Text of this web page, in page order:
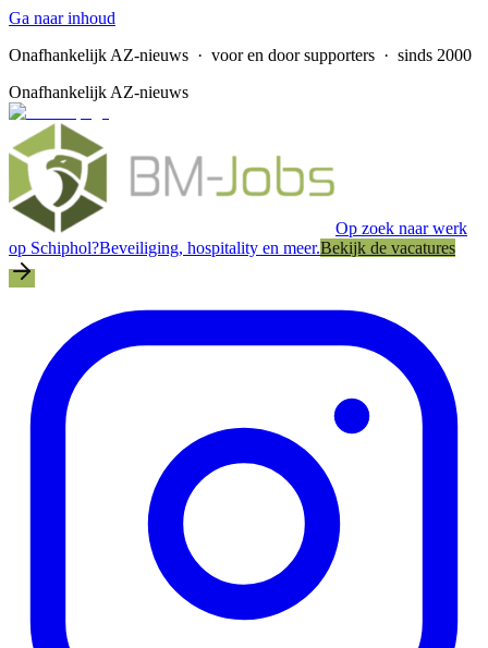
Ga naar inhoud
Onafhankelijk AZ-nieuws · voor en door supporters · sinds 2000
Onafhankelijk AZ-nieuws
Op zoek naar werk
op Schiphol?Beveiliging, hospitality en meer.Bekijk de vacatures